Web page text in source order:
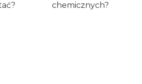
chemicznych?